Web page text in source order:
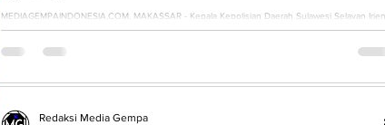
MEDIAGEMPAINDONESIA.COM, MAKASSAR - Kepala Kepolisian Daerah Sulawesi Selayan Irjen
Pol Andi Rian R Djajadi, S.I.K., M.H. memimpin...
Redaksi Media Gempa